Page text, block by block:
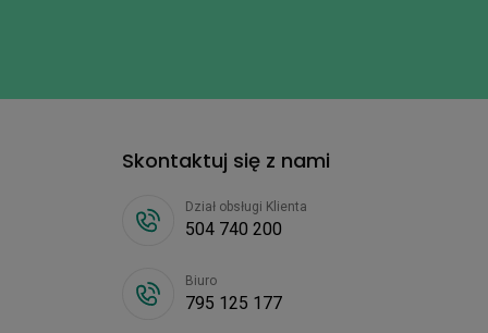
Skontaktuj się z nami
Dział obsługi Klienta
504 740 200
Biuro
795 125 177